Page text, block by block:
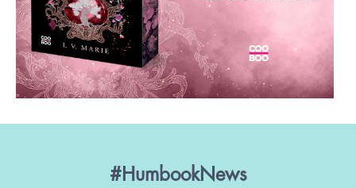
#HumbookNews